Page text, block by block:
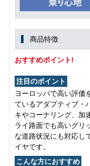
商品特徴
おすすめポイント!
注目のポイント
ヨーロッパで高い評価
ているアダプティブ・
キやコーナリング、加
ライ路面でも高いグリ
な道路状況にも対応し
イヤです。
こんな方におすすめ